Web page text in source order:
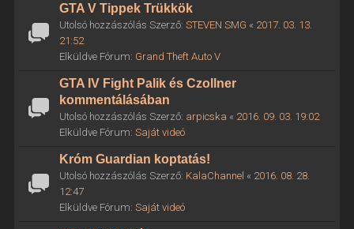
GTA V Tippek Trükkök
Utolsó hozzászólás Szerző: STEVEN SMG « 2017. 03. 13.
21:52
Elküldve Fórum: Grand Theft Auto V
GTA IV Fight Palik és Czollner
kommentálásában
Utolsó hozzászólás Szerző: arpicska « 2016. 09. 03. 19:02
Elküldve Fórum: Saját videó
Króm Guardian koptatás!
Utolsó hozzászólás Szerző: KalaChannel « 2016. 08. 28.
12:47
Elküldve Fórum: Saját videó